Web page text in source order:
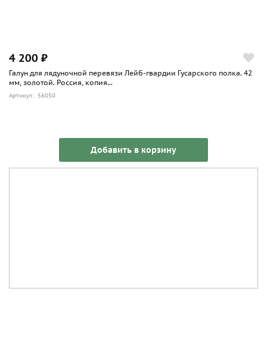
4 200 ₽
Галун для лядуночной перевязи Лейб-гвардии Гусарского полка. 42
мм, золотой. Россия, копия...
Артикул: 56050
Добавить в корзину